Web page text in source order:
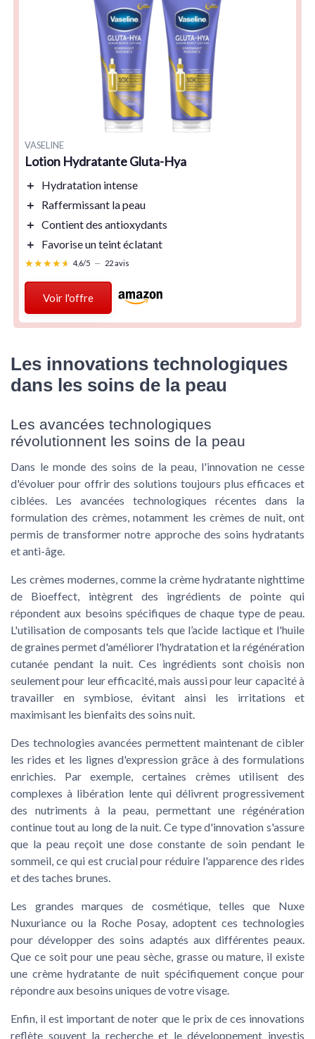
VASELINE
Lotion Hydratante Gluta-Hya
＋ Hydratation intense
＋
Raffermissant la peau
＋ Contient des antioxydants
＋
Favorise un teintéclatant
★★★★★
★★★★★ 4,6/5 — 22 avis
Voir l'offre
Les innovations technologiques
dans les soins de la peau
Les avancées technologiques
révolutionnent les soins de la peau
Dans le monde des soins de la peau, l'innovation ne cesse
d'évoluer pour offrir des solutions toujours plus efficaces et
ciblées. Les avancées technologiques récentes dans la
formulation des crèmes, notamment les crèmes de nuit, ont
permis de transformer notre approche des soins hydratants
et anti-âge.
Les crèmes modernes, comme la crème hydratante nighttime
de Bioeffect, intègrent des ingrédients de pointe qui
répondent aux besoins spécifiques de chaque type de peau.
L'utilisation de composants tels que l’acide lactique et l'huile
de graines permet d'améliorer l'hydratation et la régénération
cutanée pendant la nuit. Ces ingrédients sont choisis non
seulement pour leur efficacité, mais aussi pour leur capacité à
travailler en symbiose, évitant ainsi les irritations et
maximisant les bienfaits des soins nuit.
Des technologies avancées permettent maintenant de cibler
les rides et les lignes d'expression grâce à des formulations
enrichies. Par exemple, certaines crèmes utiIisent des
complexes à libération lente qui délivrent progressivement
des nutriments à la peau, permettant une régénération
continue tout au long de la nuit. Ce type d'innovation s'assure
que la peau reçoit une dose constante de soin pendant le
sommeil, ce qui est crucial pour réduire l'apparence des rides
et des taches brunes.
Les grandes marques de cosmétique, telles que Nuxe
Nuxuriance ou la Roche Posay, adoptent ces technologies
pour développer des soins adaptés aux différentes peaux.
Que ce soit pour une peau sèche, grasse ou mature, il existe
une crème hydratante de nuit spécifiquement conçue pour
répondre aux besoins uniques de votre visage.
Enfin, il est important de noter que le prix de ces innovations
reflète souvent la recherche et le développement investis